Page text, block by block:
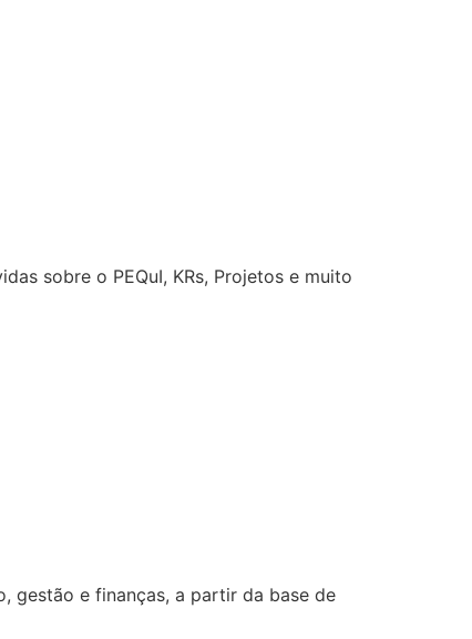
sobre o PEQuI, KRs, Projetos e muito
gestão e finanças, a partir da base de